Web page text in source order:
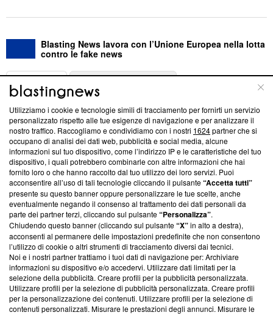
Blasting News lavora con l’Unione Europea nella lotta
contro le fake news
ABOUT
Questa sezione offre informazioni trasparenti su Blasting
News, sui nostri processi editoriali e su come ci impegniamo a
creare news di qualità. Inoltre, afferma la nostra aderenza a
‘Trust Project - News with Integrity’Blasting News non è
ancora membro del programma, ma ha richiesto di farne
parte; Trust Project non ha ancora effettuato una verifica di
conformità agli standard.
Su di noi
Team editoriale
Corporate
Redazione
Informativa Privacy
Utilizziamo i cookie e tecnologie simili di tracciamento per fornirti un servizio
personalizzato rispetto alle tue esigenze di navigazione e per analizzare il
nostro traffico. Raccogliamo e condividiamo con i nostri 1624partner che si
occupano di analisi dei dati web, pubblicità e social media, alcune
informazioni sul tuo dispositivo, come l’indirizzo IP e le caratteristiche del tuo
dispositivo, i quali potrebbero combinarle con altre informazioni che hai
fornito loro o che hanno raccolto dal tuo utilizzo dei loro servizi. Puoi
acconsentire all’uso di tali tecnologie cliccando il pulsante“Accetta tutti”
presente su questo banner oppure personalizzare le tue scelte, anche
eventualmente negando il consenso al trattamento dei dati personali da
parte dei partner terzi, cliccando sul pulsante“Personalizza”.
Chiudendo questo banner (cliccando sul pulsante“X”in alto a destra),
acconsenti al permanere delle impostazioni predefinite che non consentono
l’utilizzo di cookie o altri strumenti di tracciamento diversi dai tecnici.
Noi e i nostri partner trattiamo i tuoi dati di navigazione per: Archiviare
informazioni su dispositivo e/o accedervi. Utilizzare dati limitati per la
selezione della pubblicità. Creare profili per la pubblicità personalizzata.
Utilizzare profili per la selezione di pubblicità personalizzata. Creare profili
per la personalizzazione dei contenuti. Utilizzare profili per la selezione di
contenuti personalizzati. Misurare le prestazioni degli annunci. Misurare le